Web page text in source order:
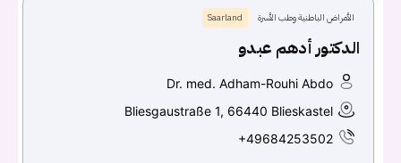
الأمراض الباطنية وطب الأسرة Saarland
الدكتور أدهم عبدو
Dr. med. Adham-Rouhi Abdo
Bliesgaustraße 1, 66440 Blieskastel
+49684253502